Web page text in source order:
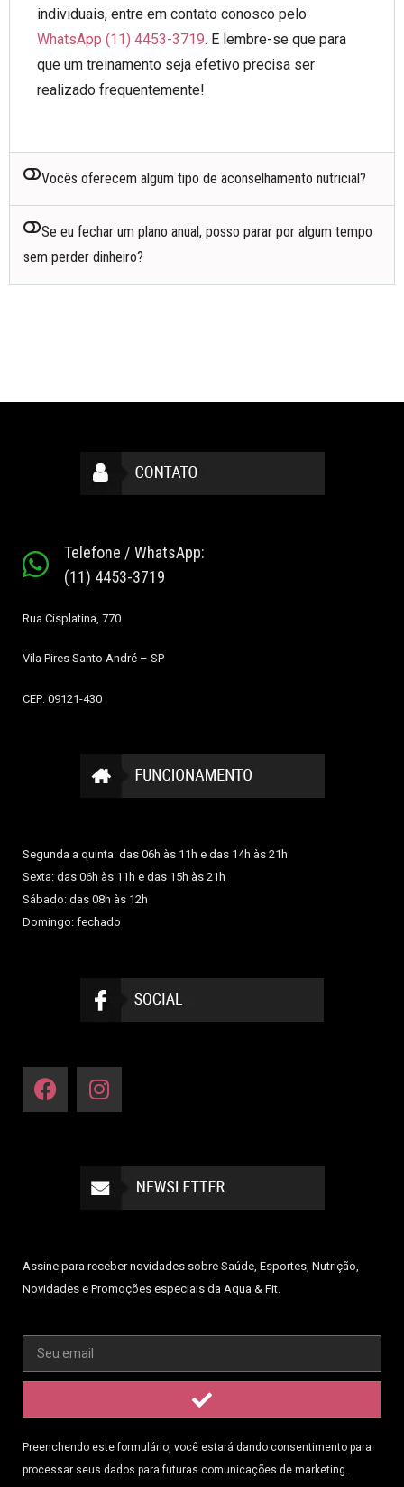
individuais, entre em contato conosco pelo
WhatsApp (11) 4453-3719. E lembre-se que para
que um treinamento seja efetivo precisa ser
realizado frequentemente!
Vocês oferecem algum tipo de aconselhamento nutricial?
Se eu fechar um plano anual, posso parar por algum tempo
sem perder dinheiro?
Telefone / WhatsApp:
(11) 4453-3719
Rua Cisplatina, 770
Vila Pires Santo André – SP
CEP: 09121-430
Segunda a quinta: das 06h às 11h e das 14h às 21h
Sexta: das 06h às 11h e das 15h às 21h
Sábado: das 08h às 12h
Domingo: fechado
Assine para receber novidades sobre Saúde, Esportes, Nutrição,
Novidades e Promoções especiais da Aqua & Fit.
Preenchendo este formulário, você estará dando consentimento para
processar seus dados para futuras comunicações de marketing.